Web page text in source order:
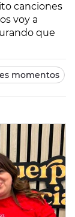
canciones
voy a
que
momentos